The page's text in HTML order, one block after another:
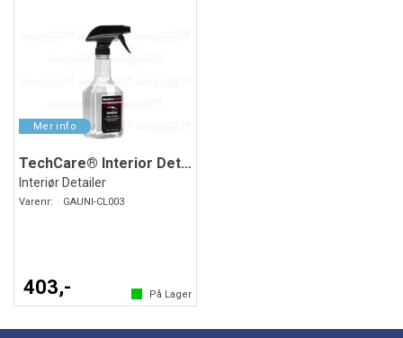
TechCare® Interior Detailer
Interiør Detailer
Varenr: GAUNI-CL003
403,- På Lager